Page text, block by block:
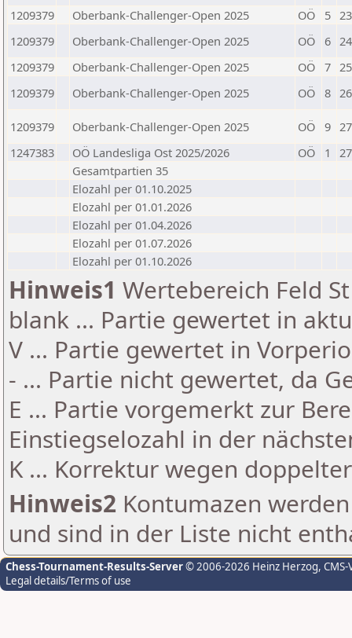
1209379
Oberbank-Challenger-Open 2025 OÖ 5
1209379
Oberbank-Challenger-Open 2025 OÖ 6
1209379
Oberbank-Challenger-Open 2025 OÖ 7
1209379
Oberbank-Challenger-Open 2025 OÖ 8
1209379 Oberbank-Challenger-Open 2025 OÖ 9
1247383
OÖ Landesliga Ost 2025/2026 OÖ 1
Gesamtpartien 35
Elozahl per 01.10.2025
Elozahl per 01.01.2026
Elozahl per 01.04.2026
Elozahl per 01.07.2026
Elozahl per 01.10.2026
Hinweis1 Wertebereich Feld
blank ... Partie gewertet in
V ... Partie gewertet in
- ... Partie nicht gewertet, da
E ... Partie vorgemerkt zur
Einstiegselozahl in der
K ... Korrektur wegen
Hinweis2 Kontumazen
und sind in der Liste nicht
Chess-Tournament-Results-Server© 2006-2026 Heinz Herzog,
Legal details/Terms of use